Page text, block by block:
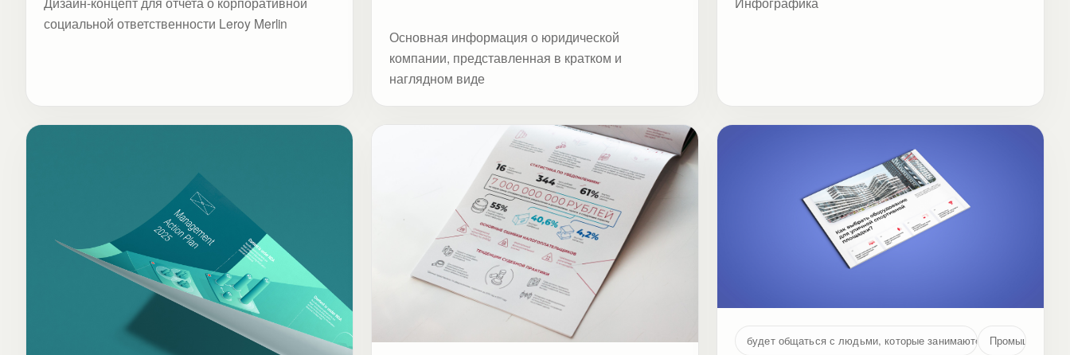
социальной ответственности Leroy Merlin
Основная информация о юридической
компании, представленная в кратком и
наглядном виде
будет общаться с людьми, которые занимаются